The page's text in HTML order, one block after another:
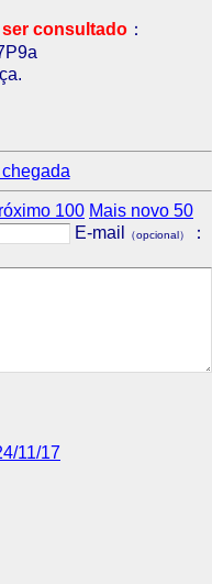
consultado ：
100 Mais novo 50
E-mail （opcional） ：
11/17